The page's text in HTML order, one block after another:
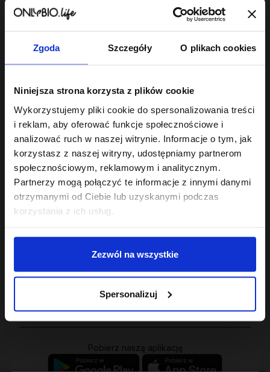
Zgoda Szczegóły O plikach cookies
Niniejsza strona korzysta z plików cookie
Wykorzystujemy pliki cookie do spersonalizowania treści
i reklam, aby oferować funkcje społecznościowe i
analizować ruch w naszej witrynie. Informacje o tym, jak
korzystasz z naszej witryny, udostępniamy partnerom
społecznościowym, reklamowym i analitycznym.
Partnerzy mogą połączyć te informacje z innymi danymi
otrzymanymi od Ciebie lub uzyskanymi podczas
korzystania z ich usług.
Zezwól na wszystkie
Spersonalizuj
Aktywator skrętu w
kremie 200ml
24,49 zł
obniżką:24,49 zł
Maska do laminacji
włosów 200ml
22,49 zł
obniżką:22,49 zł
Sklep
Twoje konto
Pobierz naszą aplikację